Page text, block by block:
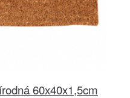
60x40x1,5cm